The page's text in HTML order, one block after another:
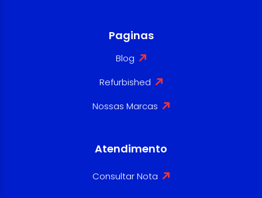
Paginas
Blog
Refurbished
Nossas Marcas
Atendimento
Consultar Nota